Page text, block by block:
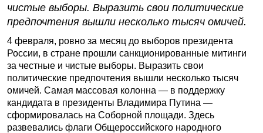
чистые выборы. Выразить свои политические
предпочтения вышли несколько тысяч омичей.
4 февраля, ровно за месяц до выборов президента
России, в стране прошли санкционированные митинги
за честные и чистые выборы. Выразить свои
политические предпочтения вышли несколько тысяч
омичей. Самая массовая колонна — в поддержку
кандидата в президенты Владимира Путина —
сформировалась на Соборной площади. Здесь
развевались флаги Общероссийского народного